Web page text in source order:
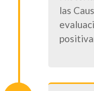
las